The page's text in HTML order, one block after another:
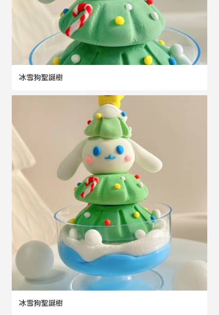
冰雪狗聖誕樹
冰雪狗聖誕樹